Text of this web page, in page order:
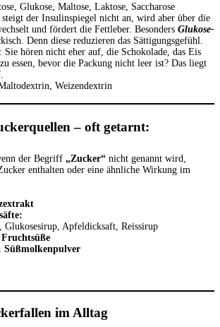
Glukose, Maltose, Laktose, Saccharose
der Insulinspiegel nicht an, wird aber über die
und fördert die Fettleber. Besonders Glukose-
Denn diese reduzieren das Sättigungsgefühl.
Sie hören nicht eher auf, die Schokolade, das Eis
essen, bevor die Packung nicht leer ist? Das liegt
Weizendextrin
– oft getarnt:
der Begriff „Zucker“ nicht genannt wird,
enthalten oder eine ähnliche Wirkung im
Glukosesirup, Apfeldicksaft, Reissirup
im Alltag